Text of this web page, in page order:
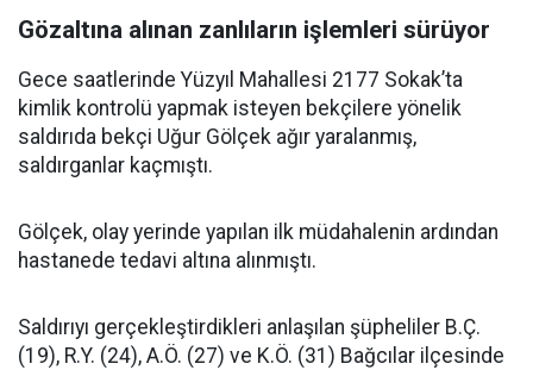
Gözaltına alınan zanlıların işlemleri sürüyor
Gece saatlerinde Yüzyıl Mahallesi 2177 Sokak’ta
kimlik kontrolü yapmak isteyen bekçilere yönelik
saldırıda bekçi Uğur Gölçek ağır yaralanmış,
saldırganlar kaçmıştı.
Gölçek, olay yerinde yapılan ilk müdahalenin ardından
hastanede tedavi altına alınmıştı.
Saldırıyı gerçekleştirdikleri anlaşılan şüpheliler B.Ç.
(19), R.Y. (24), A.Ö. (27) ve K.Ö. (31) Bağcılar ilçesinde